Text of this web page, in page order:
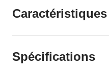
Caractéristiques
Spécifications